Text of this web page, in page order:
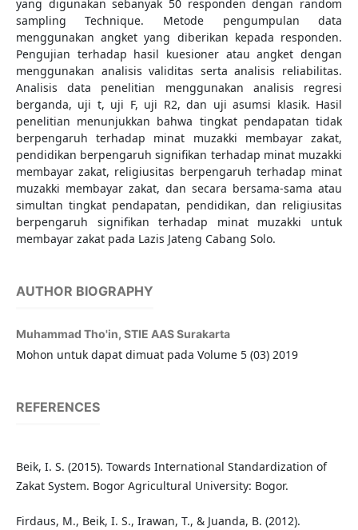
yang digunakan sebanyak 50 responden dengan random
sampling Technique. Metode pengumpulan data
menggunakan angket yang diberikan kepada responden.
Pengujian terhadap hasil kuesioner atau angket dengan
menggunakan analisis validitas serta analisis reliabilitas.
Analisis data penelitian menggunakan analisis regresi
berganda, uji t, uji F, uji R2, dan uji asumsi klasik. Hasil
penelitian menunjukkan bahwa tingkat pendapatan tidak
berpengaruh terhadap minat muzakki membayar zakat,
pendidikan berpengaruh signifikan terhadap minat muzakki
membayar zakat, religiusitas berpengaruh terhadap minat
muzakki membayar zakat, dan secara bersama-sama atau
simultan tingkat pendapatan, pendidikan, dan religiusitas
berpengaruh signifikan terhadap minat muzakki untuk
membayar zakat pada Lazis Jateng Cabang Solo.
AUTHOR BIOGRAPHY
Muhammad Tho'in, STIE AAS Surakarta
Mohon untuk dapat dimuat pada Volume 5 (03) 2019
REFERENCES
Beik, I. S. (2015). Towards International Standardization of
Zakat System. Bogor Agricultural University: Bogor.
Firdaus, M., Beik, I. S., Irawan, T., & Juanda, B. (2012).